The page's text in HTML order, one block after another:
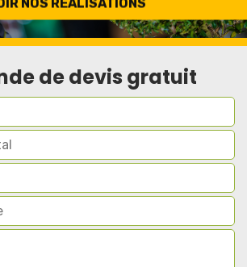
NOS RÉALISATIONS
de devis gratuit